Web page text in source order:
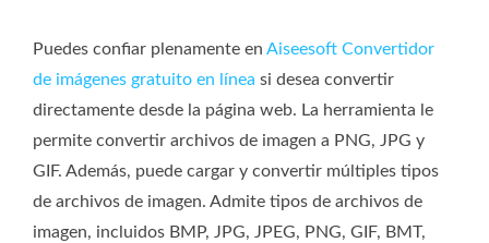
Puedes confiar plenamente en Aiseesoft Convertidor
de imágenes gratuito en línea si desea convertir
directamente desde la página web. La herramienta le
permite convertir archivos de imagen a PNG, JPG y
GIF. Además, puede cargar y convertir múltiples tipos
de archivos de imagen. Admite tipos de archivos de
imagen, incluidos BMP, JPG, JPEG, PNG, GIF, BMT,